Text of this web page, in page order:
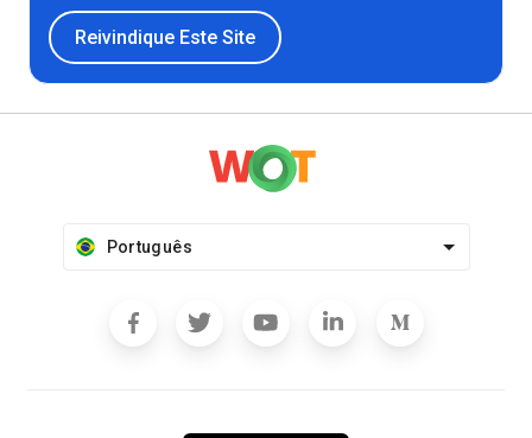
Reivindique Este Site
Português